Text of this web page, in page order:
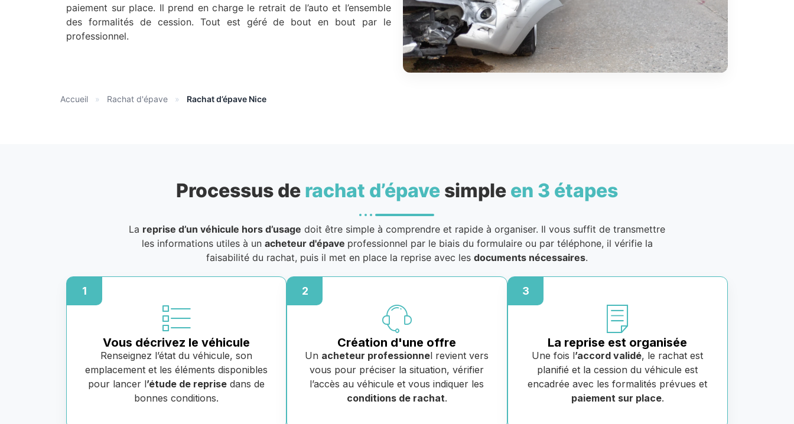
paiement sur place. Il prend en charge le retrait de l’auto et l’ensemble
des formalités de cession. Tout est géré de bout en bout par le
professionnel.
Accueil » Rachat d'épave » Rachat d’épave Nice
Processus de rachat d’épave simple en 3 étapes
La reprise d’un véhicule hors d’usage doit être simple à comprendre et rapide à organiser. Il vous suffit de transmettre
les informations utiles à un acheteur d'épave professionnel par le biais du formulaire ou par téléphone, il vérifie la
faisabilité du rachat, puis il met en place la reprise avec les documents nécessaires.
1
Vous décrivez le véhicule
Renseignez l’état du véhicule, son
emplacement et les éléments disponibles
pour lancer l’étude de reprise dans de
bonnes conditions.
2
Création d'une offre
Un acheteur professionnel revient vers
vous pour préciser la situation, vérifier
l’accès au véhicule et vous indiquer les
conditions de rachat.
3
La reprise est organisée
Une fois l’accord validé, le rachat est
planifié et la cession du véhicule est
encadrée avec les formalités prévues et
paiement sur place.